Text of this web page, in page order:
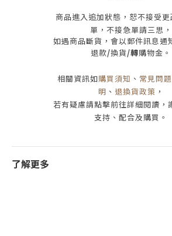
商品進入追加狀態，恕不接受
單， 不接急單請三思 ，
如遇商品斷貨，會以郵件訊息通
退款/換貨/轉購物金。
相關資訊如購買須知 、 常見問題
明 、 退換貨政策 ，
若有疑慮請點擊前往詳細閱讀，
支持、配合及購買 。
了解更多